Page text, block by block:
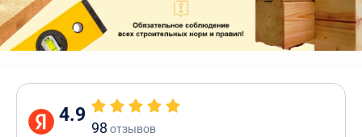
4.9
98 отзывов